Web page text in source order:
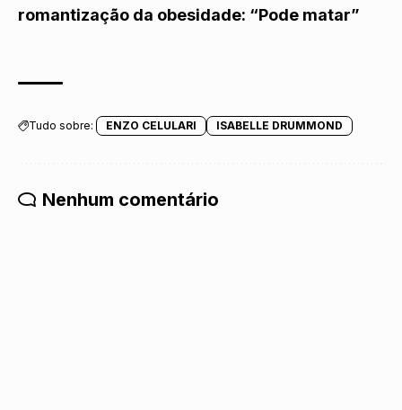
romantização da obesidade: “Pode matar”
Tudo sobre: ENZO CELULARI ISABELLE DRUMMOND
Nenhum comentário